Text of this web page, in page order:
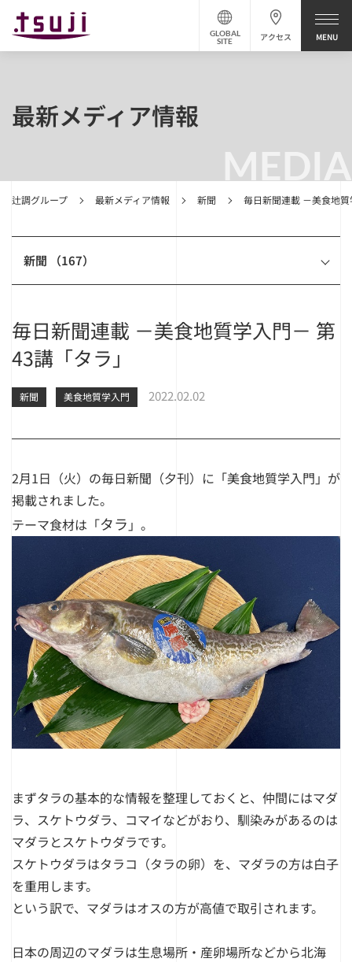
アクセス
GLOBAL
SITE
MEDIA
辻調グループ 最新メディア情報 新聞 毎日新聞連載 －美食地
最新メディア情報
新聞 （167）
毎日新聞連載 －美食地質学入門－ 第
43講「タラ」
新聞 美食地質学入門 2022.02.02
2月1日（火）の毎日新聞（夕刊）に 「美食地質学入門」 が
掲載されました。
テーマ食材は 「タラ 」 。
まずタラの基本的な情報を整理しておくと、仲間にはマダ
ラ、スケトウダラ、コマイなどがおり、馴染みがあるのは
マダラとスケトウダラです。
スケトウダラはタラコ（タラの卵）を、マダラの方は白子
を重用します。
という訳で、マダラはオスの方が高値で取引されます。
日本の周辺のマダラは生息場所・産卵場所などから北海